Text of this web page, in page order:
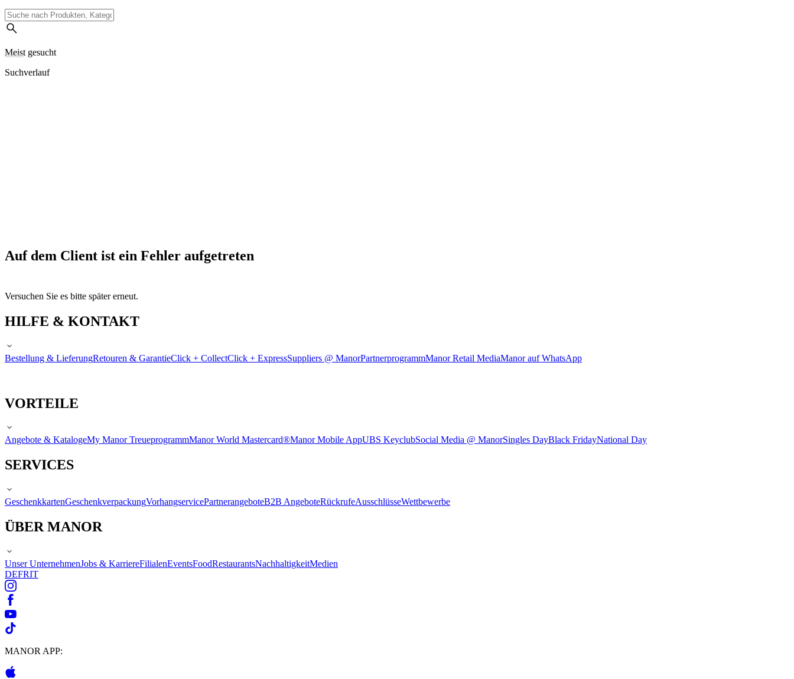
Meist gesucht
Suchverlauf
Auf dem Client ist ein Fehler aufgetreten
Versuchen Sie es bitte später erneut.
HILFE & KONTAKT
Bestellung & LieferungRetouren & GarantieClick + CollectClick + ExpressSuppliers @ ManorPartnerprogrammManor Retail MediaManor auf WhatsApp
VORTEILE
Angebote & KatalogeMy Manor TreueprogrammManor World Mastercard®Manor Mobile AppUBS KeyclubSocial Media @ ManorSingles DayBlack FridayNational Day
SERVICES
GeschenkkartenGeschenkverpackungVorhangservicePartnerangeboteB2B AngeboteRückrufeAusschlüsseWettbewerbe
ÜBER MANOR
Unser UnternehmenJobs & KarriereFilialenEventsFoodRestaurantsNachhaltigkeitMedien
DEFRIT
MANOR APP: